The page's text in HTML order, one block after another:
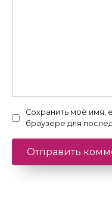
Сохранить моё имя,
браузере для